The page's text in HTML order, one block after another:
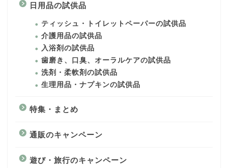
日用品の試供品
ティッシュ・トイレットペーパーの試供品
介護用品の試供品
入浴剤の試供品
歯磨き、口臭、オーラルケアの試供品
洗剤・柔軟剤の試供品
生理用品・ナプキンの試供品
特集・まとめ
通販のキャンペーン
遊び・旅行のキャンペーン